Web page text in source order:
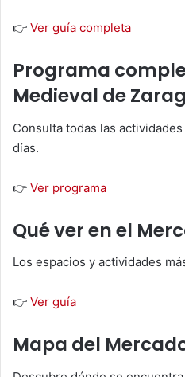
👉 Ver guía completa
Programa
Medieval de
Consulta todas las
días.
👉 Ver programa
Qué ver en el
Los espacios y actividades
👉 Ver guía
Mapa del